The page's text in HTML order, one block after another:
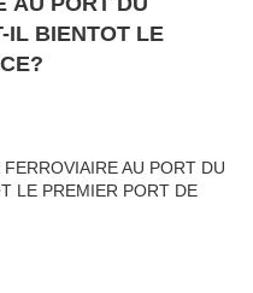
IL BIENTOT LE